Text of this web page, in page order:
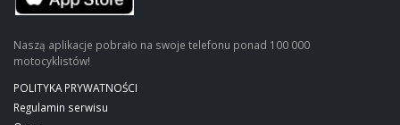
Naszą aplikacje pobrało na swoje telefonu ponad 100 000
motocyklistów!
POLITYKA PRYWATNOŚCI
Regulamin serwisu